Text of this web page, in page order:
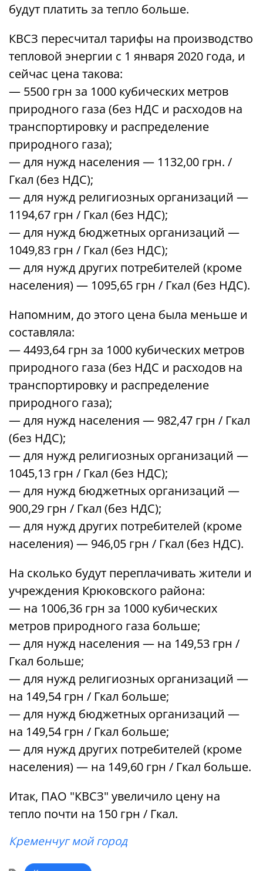
будут платить за тепло больше.
КВСЗ пересчитал тарифы на производство
тепловой энергии с 1 января 2020 года, и
сейчас цена такова:
— 5500 грн за 1000 кубических метров
природного газа (без НДС и расходов на
транспортировку и распределение
природного газа);
— для нужд населения — 1132,00 грн. /
Гкал (без НДС);
— для нужд религиозных организаций —
1194,67 грн / Гкал (без НДС);
— для нужд бюджетных организаций —
1049,83 грн / Гкал (без НДС);
— для нужд других потребителей (кроме
населения) — 1095,65 грн / Гкал (без НДС).
Напомним, до этого цена была меньше и
составляла:
— 4493,64 грн за 1000 кубических метров
природного газа (без НДС и расходов на
транспортировку и распределение
природного газа);
— для нужд населения — 982,47 грн / Гкал
(без НДС);
— для нужд религиозных организаций —
1045,13 грн / Гкал (без НДС);
— для нужд бюджетных организаций —
900,29 грн / Гкал (без НДС);
— для нужд других потребителей (кроме
населения) — 946,05 грн / Гкал (без НДС).
На сколько будут переплачивать жители и
учреждения Крюковского района:
— на 1006,36 грн за 1000 кубических
метров природного газа больше;
— для нужд населения — на 149,53 грн /
Гкал больше;
— для нужд религиозных организаций —
на 149,54 грн / Гкал больше;
— для нужд бюджетных организаций —
на 149,54 грн / Гкал больше;
— для нужд других потребителей (кроме
населения) — на 149,60 грн / Гкал больше.
Итак, ПАО "КВСЗ" увеличило цену на
тепло почти на 150 грн / Гкал.
Кременчуг мой город